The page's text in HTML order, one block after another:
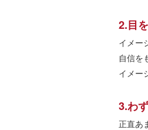
2.目
イメー
自信を
イメー
3.わ
正直あ